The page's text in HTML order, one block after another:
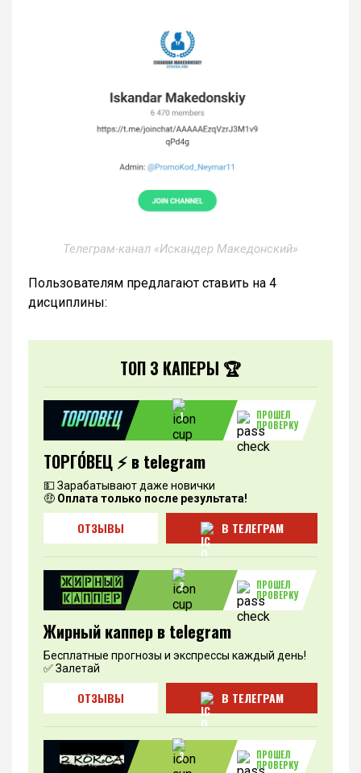
Телеграм-канал «Искандер Македонский»
Пользователям предлагают ставить на 4
дисциплины:
ТОП 3 КАПЕРЫ 🏆
1
ПРОШЕЛ
ПРОВЕРКУ
ТОРГО́ВЕЦ ⚡️ в telegram
💵 Зарабатывают даже новички
🤑 Оплата только после результата!
ОТЗЫВЫ В ТЕЛЕГРАМ
2
ПРОШЕЛ
ПРОВЕРКУ
Жирный каппер в telegram
Бесплатные прогнозы и экспрессы каждый день!
✅ Залетай
ОТЗЫВЫ В ТЕЛЕГРАМ
3
ПРОШЕЛ
ПРОВЕРКУ